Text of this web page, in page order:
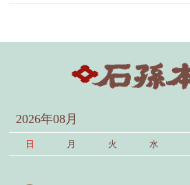
2026年08月
日 月 火 水